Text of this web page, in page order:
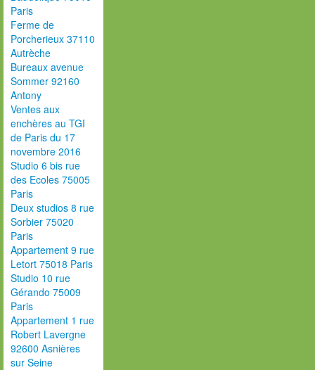
Paris
Ferme de
Porcherieux 37110
Autrèche
Bureaux avenue
Sommer 92160
Antony
Ventes aux
enchères au TGI
de Paris du 17
novembre 2016
Studio 6 bis rue
des Ecoles 75005
Paris
Deux studios 8 rue
Sorbier 75020
Paris
Appartement 9 rue
Letort 75018 Paris
Studio 10 rue
Gérando 75009
Paris
Appartement 1 rue
Robert Lavergne
92600 Asnières
sur Seine